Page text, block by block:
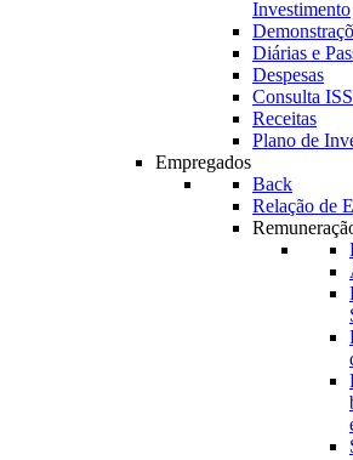
Investimento
Diárias e
Despesas
Consulta
Receitas
Plano de
Empregados
Back
Relação de